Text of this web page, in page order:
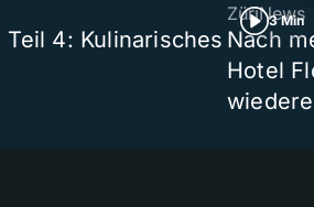
4: Kulinarisches
3 Min
ZüriNews
Nach
Hotel